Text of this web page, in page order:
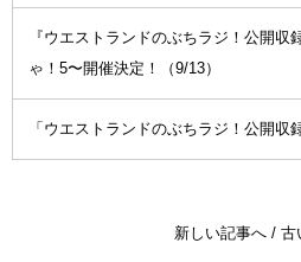
『ウエストランドのぶちラジ！公開収
ゃ！5〜開催決定！（9/13）
「ウエストランドのぶちラジ！公開収
新しい記事へ/ 古